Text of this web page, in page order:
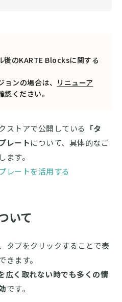
後のKARTE Blocksに関する
ンの場合は、 リニューア
認ください。
ストアで公開している
「タ
レート について、具体的なご
ます。
レートを活用する
いて
タブをクリックすることで表
きます。
広く取れない時でも多くの情
です。